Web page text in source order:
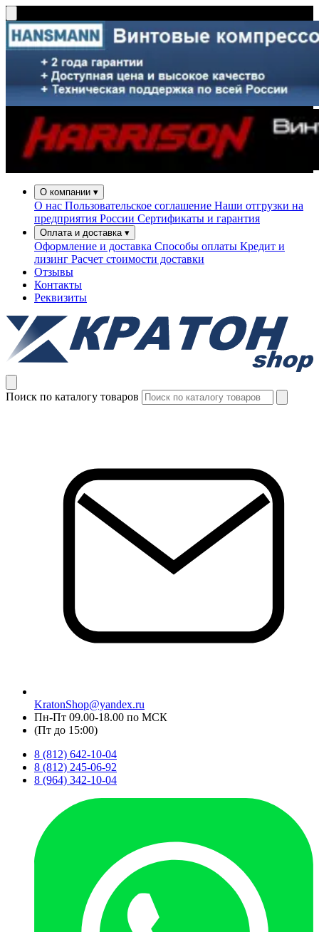
О компании ▾
О нас Пользовательское соглашение Наши отгрузки на
предприятия России Сертификаты и гарантия
Оплата и доставка ▾
Оформление и доставка Способы оплаты Кредит и
лизинг Расчет стоимости доставки
Отзывы
Контакты
Реквизиты
Поиск по каталогу товаров
KratonShop@yandex.ru
Пн-Пт 09.00-18.00 по МСК
(Пт до 15:00)
8 (812) 642-10-04
8 (812) 245-06-92
8 (964) 342-10-04